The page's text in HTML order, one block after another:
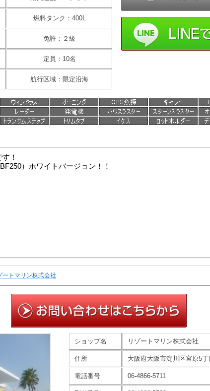
燃料タンク：400L
免許：２級
定員：10名
航行区域：限定沿海
！
）ホワイトバージョン！！
ートマリン株式会社
ショップ名 リゾートマリン株式会社
住所 大阪府大阪市淀川区宮原5
電話番号 06-4866-5711